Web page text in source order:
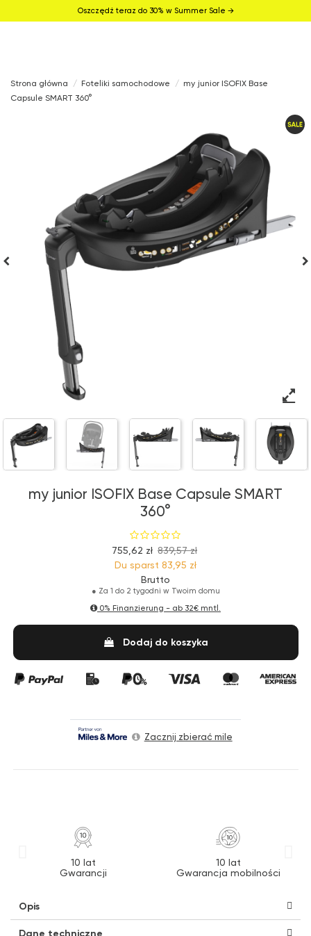
Oszczędź teraz do 30% w Summer Sale →
Strona główna Foteliki samochodowe
my junior ISOFIX Base
Capsule SMART 360°
my junior ISOFIX Base Capsule SMART
360°
755,62 zł 839,57 zł
Du sparst 83,95 zł
Brutto
● Za 1 do 2 tygodni w Twoim domu
0% Finanzierung - ab 32€ mntl.
Dodaj do koszyka
Zacznij zbierać mile
10 lat
Gwarancji
10 lat
Gwarancja mobilności
Opis
Dane techniczne